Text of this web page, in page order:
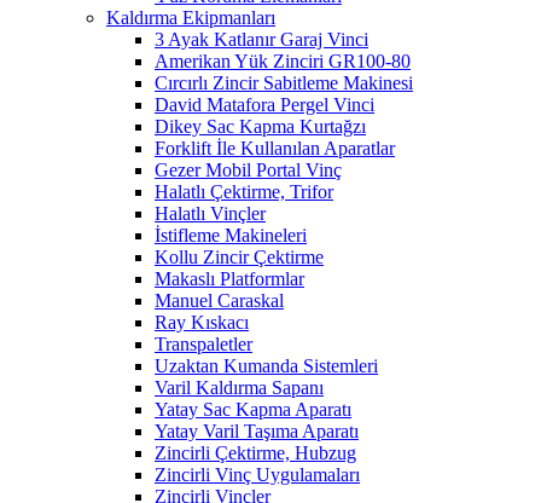
Kaldırma Ekipmanları
3 Ayak Katlanır Garaj Vinci
Amerikan Yük Zinciri GR100-80
Cırcırlı Zincir Sabitleme Makinesi
David Matafora Pergel Vinci
Dikey Sac Kapma Kurtağzı
Forklift İle Kullanılan Aparatlar
Gezer Mobil Portal Vinç
Halatlı Çektirme, Trifor
Halatlı Vinçler
İstifleme Makineleri
Kollu Zincir Çektirme
Makaslı Platformlar
Manuel Caraskal
Ray Kıskacı
Transpaletler
Uzaktan Kumanda Sistemleri
Varil Kaldırma Sapanı
Yatay Sac Kapma Aparatı
Yatay Varil Taşıma Aparatı
Zincirli Çektirme, Hubzug
Zincirli Vinç Uygulamaları
Zincirli Vinçler